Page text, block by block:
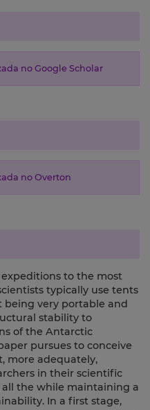
no Google Scholar
no Overton
to the most
typically use tents
being very portable and
stability to
of the Antarctic
pursues to conceive
more adequately,
in their scientific
the while maintaining a
In a first stage,